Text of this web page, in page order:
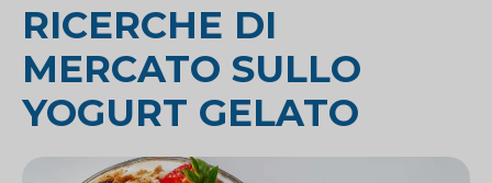
RICERCHE DI
MERCATO SULLO
YOGURT GELATO